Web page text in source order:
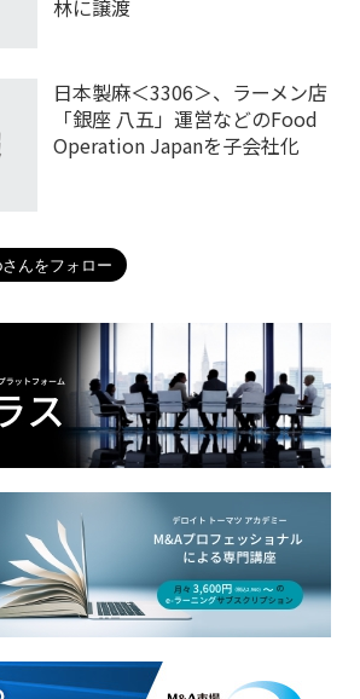
林に譲渡
日本製麻＜3306＞、ラーメン店
「銀座 八五」運営などのFood
Operation Japanを子会社化